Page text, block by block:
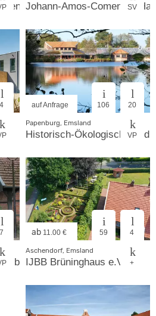
SV
Johann-Amos-Comenius-
4 auf Anfrage 106 20
VP
Papenburg, Emsland
Historisch-Ökologische
7 ab 11.00 € 59 4
+
Aschendorf, Emsland
IJBB Brüninghaus e.V.